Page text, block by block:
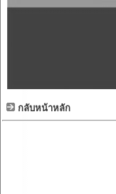
กลับหน้าหลัก